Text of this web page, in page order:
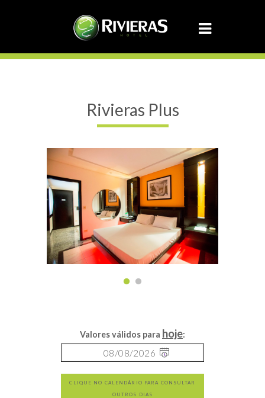
Rivieras Plus
Valores válidos para hoje:
CLIQUE NO CALENDÁRIO PARA CONSULTAR
OUTROS DIAS